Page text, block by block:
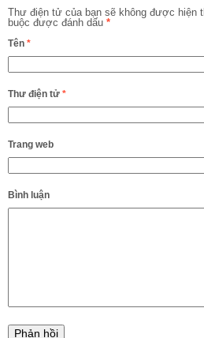
Thư điện tử của bạn sẽ không được hiện
buộc được đánh dấu *
Tên *
Thư điện tử *
Trang web
Bình luận